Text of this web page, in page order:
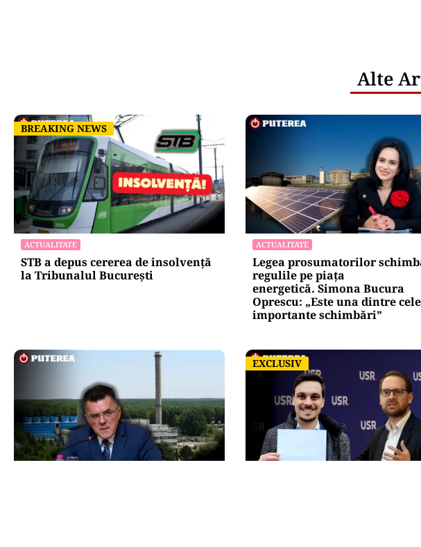
Alte
BREAKING NEWS
BREAKING NEWS
ACTUALITATE
STB a depus cererea de insolvență
la Tribunalul București
ACTUALITATE
Legea prosumatorilor
regulile pe piața
energetică. Simona Bucura
Oprescu: „Este una dintre
importante schimbări”
EXCLUSIV
EXCLUSIV